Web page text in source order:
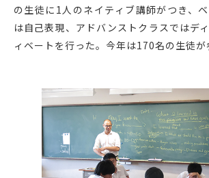
の生徒に1人のネイティブ講師がつき、
は自己表現、アドバンストクラスではデ
ィベートを行った。今年は170名の生徒が